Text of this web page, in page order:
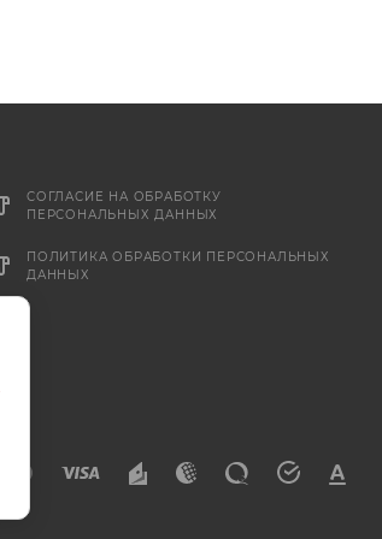
СОГЛАСИЕ НА ОБРАБОТКУ
ПЕРСОНАЛЬНЫХ ДАННЫХ
ПОЛИТИКА ОБРАБОТКИ ПЕРСОНАЛЬНЫХ
ДАННЫХ